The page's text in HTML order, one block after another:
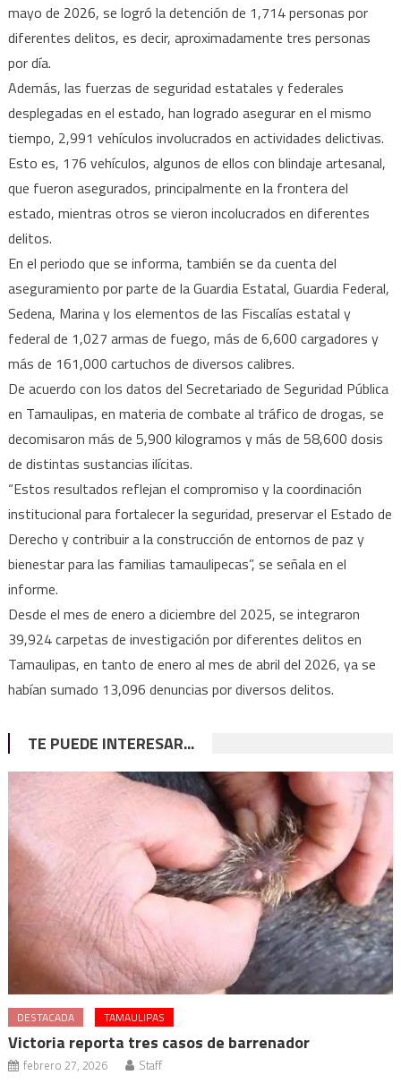
mayo de 2026, se logró la detención de 1,714 personas por
diferentes delitos, es decir, aproximadamente tres personas
por día.
Además, las fuerzas de seguridad estatales y federales
desplegadas en el estado, han logrado asegurar en el mismo
tiempo, 2,991 vehículos involucrados en actividades delictivas.
Esto es, 176 vehículos, algunos de ellos con blindaje artesanal,
que fueron asegurados, principalmente en la frontera del
estado, mientras otros se vieron incolucrados en diferentes
delitos.
En el periodo que se informa, también se da cuenta del
aseguramiento por parte de la Guardia Estatal, Guardia Federal,
Sedena, Marina y los elementos de las Fiscalías estatal y
federal de 1,027 armas de fuego, más de 6,600 cargadores y
más de 161,000 cartuchos de diversos calibres.
De acuerdo con los datos del Secretariado de Seguridad Pública
en Tamaulipas, en materia de combate al tráfico de drogas, se
decomisaron más de 5,900 kilogramos y más de 58,600 dosis
de distintas sustancias ilícitas.
“Estos resultados reflejan el compromiso y la coordinación
institucional para fortalecer la seguridad, preservar el Estado de
Derecho y contribuir a la construcción de entornos de paz y
bienestar para las familias tamaulipecas”, se señala en el
informe.
Desde el mes de enero a diciembre del 2025, se integraron
39,924 carpetas de investigación por diferentes delitos en
Tamaulipas, en tanto de enero al mes de abril del 2026, ya se
habían sumado 13,096 denuncias por diversos delitos.
TE PUEDE INTERESAR...
DESTACADA TAMAULIPAS
Victoria reporta tres casos de barrenador
febrero 27, 2026 Staff